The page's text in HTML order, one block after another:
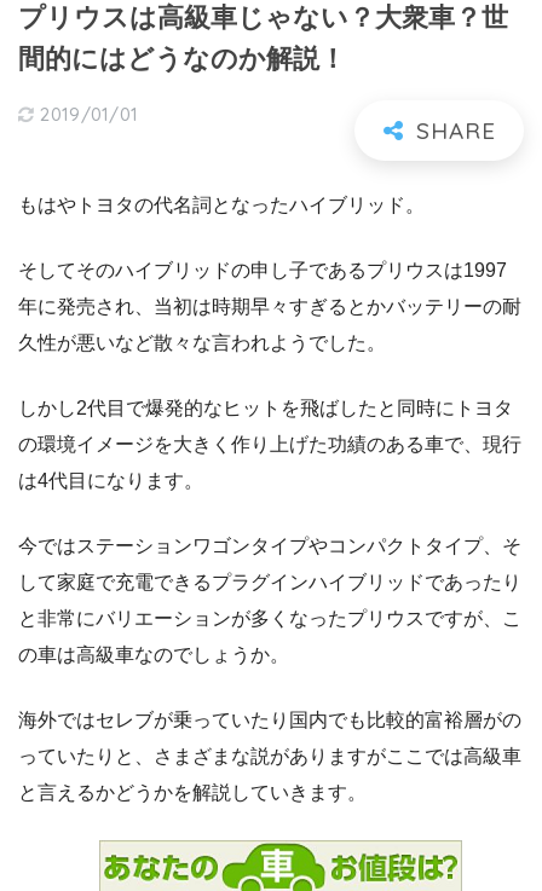
プリウスは高級車じゃない？大衆車？世
間的にはどうなのか解説！
2019/01/01
もはやトヨタの代名詞となったハイブリッド。
そしてそのハイブリッドの申し子であるプリウスは1997
年に発売され、当初は時期早々すぎるとかバッテリーの耐
久性が悪いなど散々な言われようでした。
しかし2代目で爆発的なヒットを飛ばしたと同時にトヨタ
の環境イメージを大きく作り上げた功績のある車で、現行
は4代目になります。
今ではステーションワゴンタイプやコンパクトタイプ、そ
して家庭で充電できるプラグインハイブリッドであったり
と非常にバリエーションが多くなったプリウスですが、こ
の車は高級車なのでしょうか。
海外ではセレブが乗っていたり国内でも比較的富裕層がの
っていたりと、さまざまな説がありますがここでは高級車
と言えるかどうかを解説していきます。